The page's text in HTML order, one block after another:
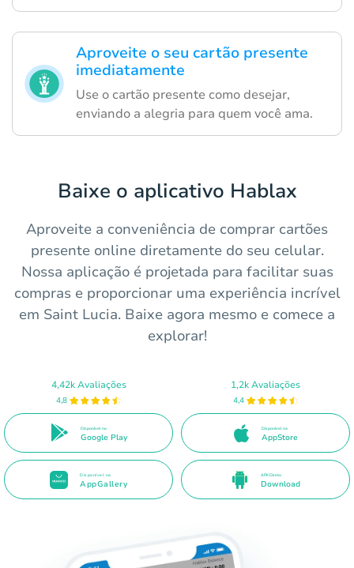
Aproveite o seu cartão presente
imediatamente
Use o cartão presente como desejar,
enviando a alegria para quem você ama.
Baixe o aplicativo Hablax
Aproveite a conveniência de comprar cartões
presente online diretamente do seu celular.
Nossa aplicação é projetada para facilitar suas
compras e proporcionar uma experiência incrível
em Saint Lucia. Baixe agora mesmo e comece a
explorar!
4,42k Avaliações
4,8
Disponível no
Google Play
1,2k Avaliações
4,4
Disponível na
AppStore
Disponível na
AppGallery
APK Direto
Download